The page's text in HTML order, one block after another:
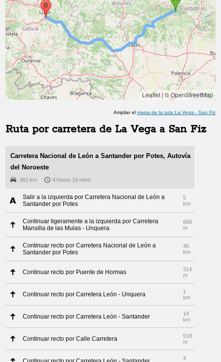
Leaflet|© OpenStreetMap
Ampliar el mapa de la ruta La Vega - San Fiz
Ruta por carretera de La Vegaa San Fiz
Carretera Nacional de León a Santander por Potes, Autovía
del Noroeste
362 km 4 hours 19 mins
Salir a la izquierda por Carretera Nacional de León a
Santander por Potes
5
km
Continuar ligeramente a la izquierda por Carretera
Mansilla de las Mulas - Unquera
668
m
Continuar recto por Carretera Nacional de León a
Santander por Potes
40
km
Continuar recto por Puente de Hormas
314
m
Continuar recto por Carretera León - Unquera
1
km
Continuar recto por Carretera León - Santander
14
km
Continuar recto por Calle Carretera
518
m
4